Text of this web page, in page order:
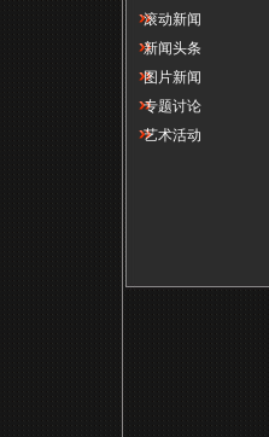
滚动新闻
新闻头条
图片新闻
专题讨论
艺术活动